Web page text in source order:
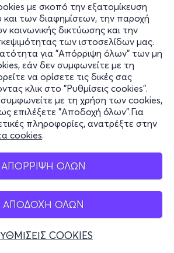
με σκοπό την εξατομίκευση
και των διαφημίσεων, την παροχή
κοινωνικής δικτύωσης και την
των ιστοσελίδων μας.
για "Απόρριψη όλων" των μη
εάν δεν συμφωνείτε με τη
να ορίσετε τις δικές σας
κλικ στο "Ρυθμίσεις cookies".
με τη χρήση των cookies,
επιλέξετε "Αποδοχή όλων".Για
πληροφορίες, ανατρέξτε στην
cookies.
ΑΠΟΡΡΙΨΗ ΟΛΩΝ
ΑΠΟΔΟΧΗ ΟΛΩΝ
COOKIES